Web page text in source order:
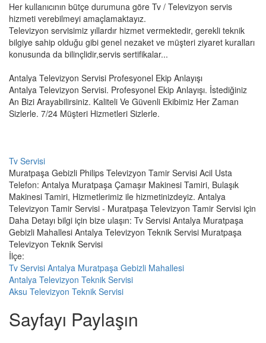
Her kullanıcının bütçe durumuna göre Tv / Televizyon servis
hizmeti verebilmeyi amaçlamaktayız.
Televizyon servisimiz yıllardır hizmet vermektedir, gerekli teknik
bilgiye sahip olduğu gibi genel nezaket ve müşteri ziyaret kuralları
konusunda da bilinçlidir,servis sertifikalar...
Antalya Televizyon Servisi Profesyonel Ekip Anlayışı
Antalya Televizyon Servisi. Profesyonel Ekip Anlayışı. İstediğiniz
An Bizi Arayabilirsiniz. Kaliteli Ve Güvenli Ekibimiz Her Zaman
Sizlerle. 7/24 Müşteri Hizmetleri Sizlerle.
Tv Servisi
Muratpaşa Gebizli Philips Televizyon Tamir Servisi Acil Usta
Telefon: Antalya Muratpaşa Çamaşır Makinesi Tamiri, Bulaşık
Makinesi Tamiri, Hizmetlerimiz ile hizmetinizdeyiz. Antalya
Televizyon Tamir Servisi - Muratpaşa Televizyon Tamir Servisi için
Daha Detayı bilgi için bize ulaşın: Tv Servisi Antalya Muratpaşa
Gebizli Mahallesi Antalya Televizyon Teknik Servisi Muratpaşa
Televizyon Teknik Servisi
İlçe:
Tv Servisi Antalya Muratpaşa Gebizli Mahallesi
Antalya Televizyon Teknik Servisi
Aksu Televizyon Teknik Servisi
Sayfayı Paylaşın